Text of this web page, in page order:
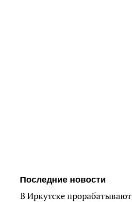
Последние новости
В Иркутске прорабатывают